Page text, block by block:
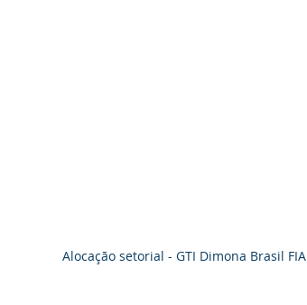
Alocação setorial - GTI Dimona Brasil FIA